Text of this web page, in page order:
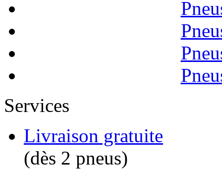
Services
Livraison gratuite
(dès 2 pneus)